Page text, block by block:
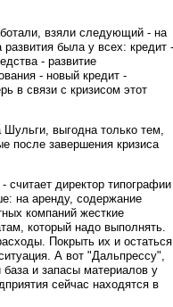
взяли следующий - на
была у всех: кредит -
- развитие
- новый кредит -
в связи с кризисом этот
выгодна только тем,
после завершения кризиса
директор типографии
на аренду, содержание
компаний жесткие
который надо выполнять.
Покрыть их и остаться
А вот "Дальпрессу",
база и запасы материалов у
сейчас находятся в